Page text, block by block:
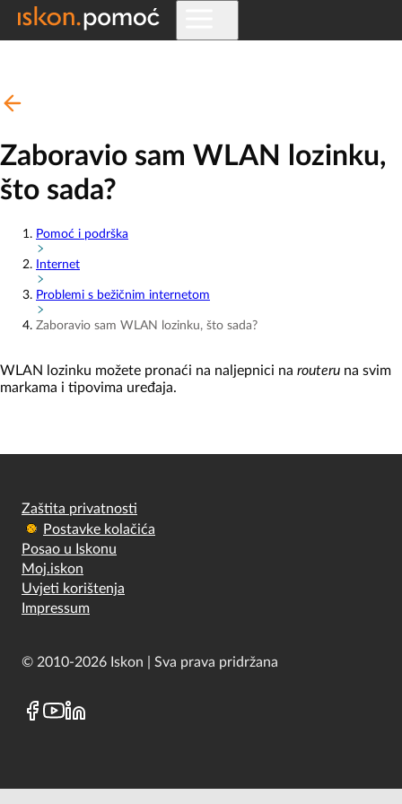
Zaboravio sam WLAN lozinku,
što sada?
Pomoć i podrška
Internet
Problemi s bežičnim internetom
Zaboravio sam WLAN lozinku, što sada?
WLAN lozinku možete pronaći na naljepnici na routeru na svim
markama i tipovima uređaja.
Zaštita privatnosti
Postavke kolačića
Posao u Iskonu
Moj.iskon
Uvjeti korištenja
Impressum
© 2010-2026 Iskon | Sva prava pridržana